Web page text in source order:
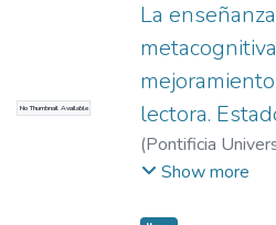
No Thumbnail Available
La
lectora.
(Pontificia
Aragón Espinosa,
Show more